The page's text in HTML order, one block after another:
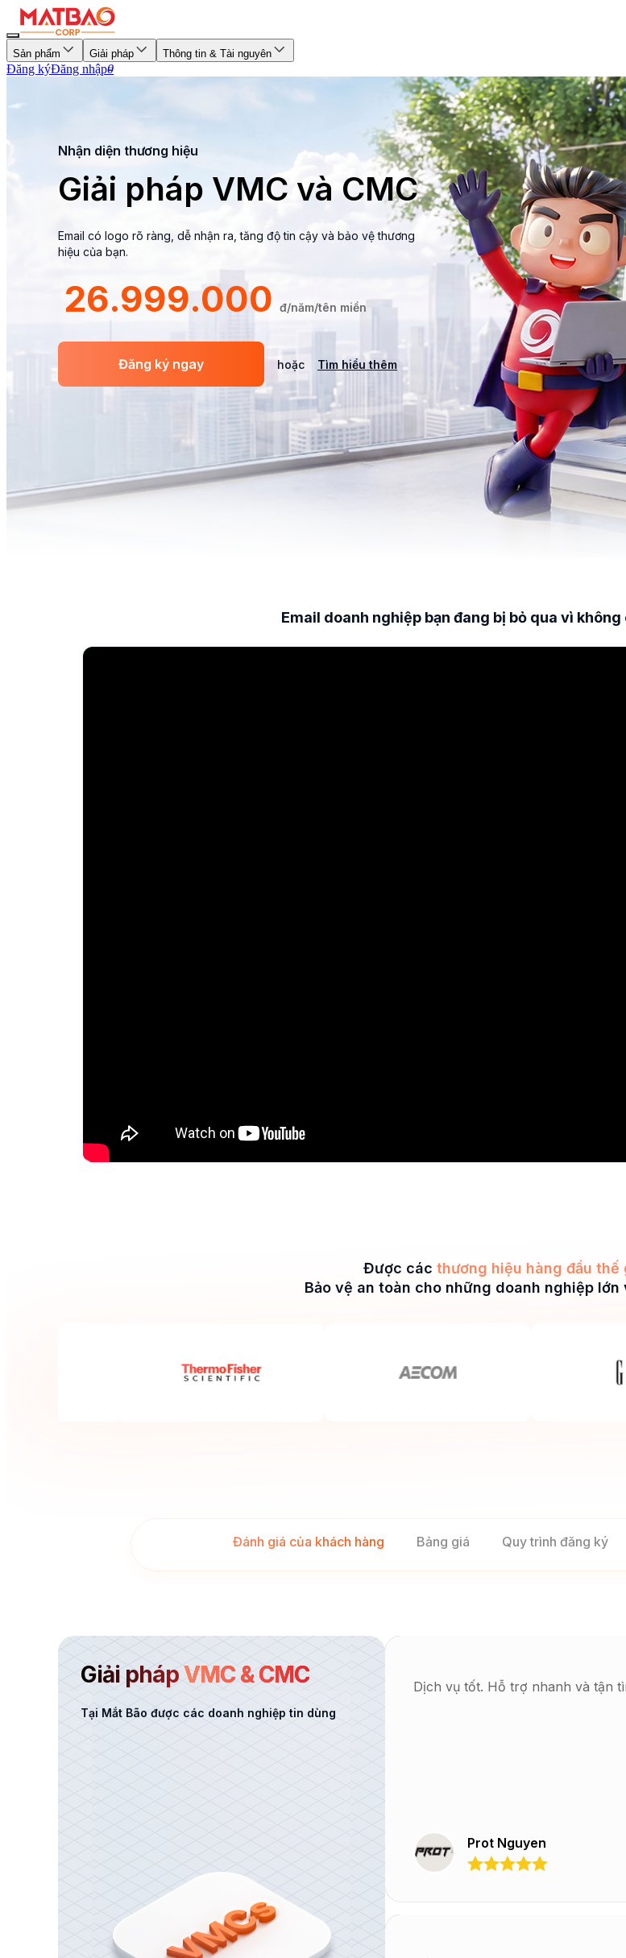
Sản phẩm Giải pháp Thông tin & Tài nguyên
Đăng kýĐăng nhập0
Nhận diện thương hiệu
Giải pháp VMC và CMC
Email có logo rõ ràng, dễ nhận ra, tăng độ tin cậy và bảo vệ thương
hiệu của bạn.
26.999.000 đ/năm/tên miền
Đăng ký ngay hoặc Tìm hiểu thêm
Email doanh nghiệp bạn đang bị bỏ qua vì
Được các thương hiệu hàng đầu thế
Bảo vệ an toàn cho những doanh nghiệp
Đánh giá của khách hàng Bảng giá Quy trình đăng ký
Giải phápVMC & CMC
Tại Mắt Bão được các doanh nghiệp tin dùng
Dịch vụ tốt. Hỗ trợ nhanh và tận
Prot Nguyen